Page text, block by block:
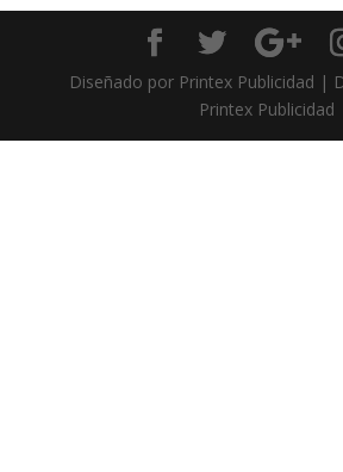
Diseñado por Printex Publicidad |
Printex Publicidad